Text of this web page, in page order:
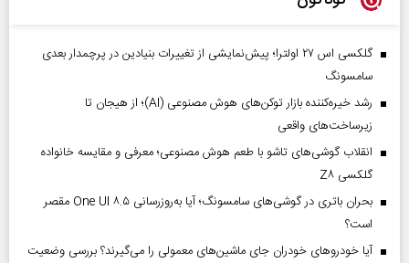
گلکسی اس ۲۷ اولترا؛ پیش‌نمایشی از تغییرات بنیادین در پرچمدار بعدی
سامسونگ
رشد خیره‌کننده بازار توکن‌های هوش مصنوعی (AI)؛ از هیجان تا
زیرساخت‌های واقعی
انقلاب گوشی‌های تاشو‌ با طعم هوش مصنوعی؛ معرفی و مقایسه خانواده
گلکسی Z۸
بحران باتری در گوشی‌های سامسونگ؛ آیا به‌روزرسانی One UI ۸.۵ مقصر
است؟
آیا خودروهای خودران جای ماشین‌های معمولی را می‌گیرند؟ بررسی وضعیت